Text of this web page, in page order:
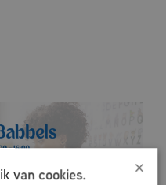
×
van cookies.